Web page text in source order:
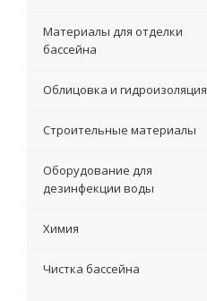
Материалы для отделки
бассейна
Облицовка и гидроизоляция
Строительные материалы
Оборудование для
дезинфекции воды
Химия
Чистка бассейна